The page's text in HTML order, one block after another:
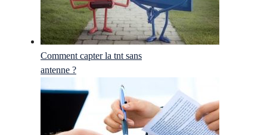
Comment capter la tnt sans
antenne ?